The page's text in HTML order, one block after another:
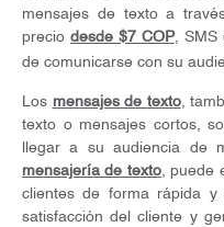
mensajes de texto a
precio desde $7 COP, SMS
de comunicarse con su
Los mensajes de texto,
texto o mensajes cortos,
llegar a su audiencia de
mensajería de texto, puede
clientes de forma rápida
satisfacción del cliente y